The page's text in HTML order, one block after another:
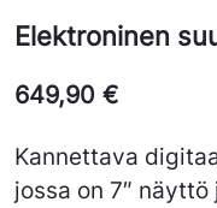
Elektroninen
649,90 €
Kannettava
jossa on 7″